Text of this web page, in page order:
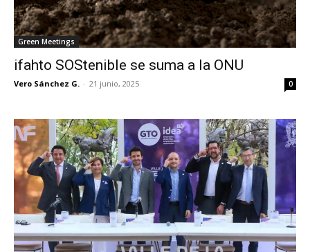
Green Meetings
ifahto SOStenible se suma a la ONU
Vero Sánchez G. - 21 junio, 2025 0